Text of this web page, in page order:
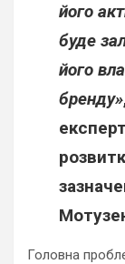
його
буде
його
бренду»
Головна